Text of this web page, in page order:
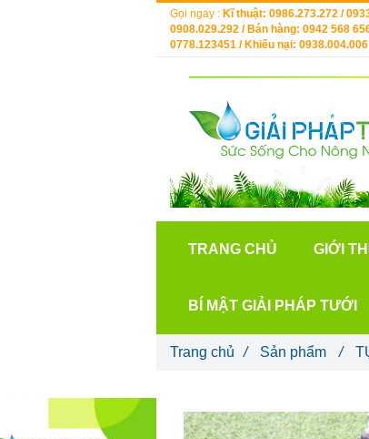
Trang chủ / Sản phẩm /
Gọi ngay : Kĩ thuật: 0986.273.272 /
0908.029.292 / Bán hàng: 0942 568
0778.123451 / Khiếu nại: 0938.004.006
TRANG CHỦ GIỚI
BÍ MẬT GIẢI PHÁP TƯỚI